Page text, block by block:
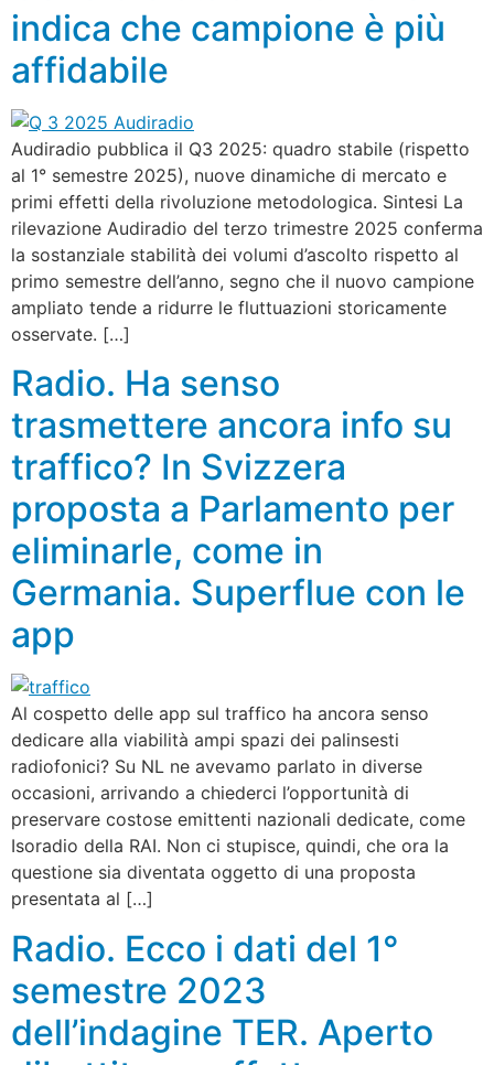
indica che campione è più
affidabile
Audiradio pubblica il Q3 2025: quadro stabile (rispetto
al 1° semestre 2025), nuove dinamiche di mercato e
primi effetti della rivoluzione metodologica. Sintesi La
rilevazione Audiradio del terzo trimestre 2025 conferma
la sostanziale stabilità dei volumi d’ascolto rispetto al
primo semestre dell’anno, segno che il nuovo campione
ampliato tende a ridurre le fluttuazioni storicamente
osservate. […]
Radio. Ha senso
trasmettere ancora info su
traffico? In Svizzera
proposta a Parlamento per
eliminarle, come in
Germania. Superflue con le
app
Al cospetto delle app sul traffico ha ancora senso
dedicare alla viabilità ampi spazi dei palinsesti
radiofonici? Su NL ne avevamo parlato in diverse
occasioni, arrivando a chiederci l’opportunità di
preservare costose emittenti nazionali dedicate, come
Isoradio della RAI. Non ci stupisce, quindi, che ora la
questione sia diventata oggetto di una proposta
presentata al […]
Radio. Ecco i dati del 1°
semestre 2023
dell’indagine TER. Aperto